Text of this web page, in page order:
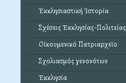
Ἐκκλησιαστική Ἱστορία
Σχέσεις Ἐκκλησίας-Πολιτείας
Οἰκουμενικό Πατριαρχεῖο
Σχολιασμός γενονότων
Ἐκκλησία